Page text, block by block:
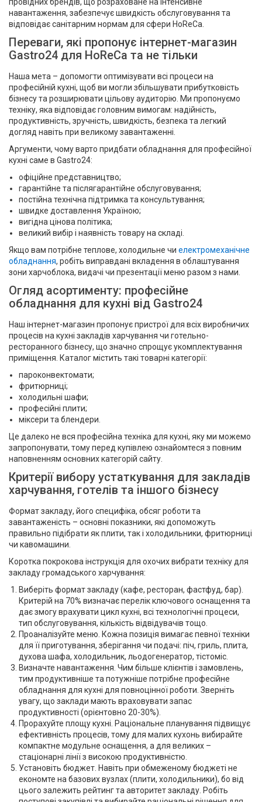
навантаження, забезпечує швидкість обслуговування та
відповідає санітарним нормам для сфери HoReCa.
Переваги, які пропонує інтернет-магазин
Gastro24 для HoReCa та не тільки
Наша мета – допомогти оптимізувати всі процеси на
професійній кухні, щоб ви могли збільшувати прибутковість
бізнесу та розширювати цільову аудиторію. Ми пропонуємо
техніку, яка відповідає головним вимогам: надійність,
продуктивність, зручність, швидкість, безпека та легкий
догляд навіть при великому завантаженні.
Аргументи, чому варто придбати обладнання для професійної
кухні саме в Gastro24:
офіційне представництво;
гарантійне та післягарантійне обслуговування;
постійна технічна підтримка та консультування;
швидке доставлення Україною;
вигідна цінова політика;
великий вибір і наявність товару на складі.
Якщо вам потрібне теплове, холодильне чи електромеханічне
обладнання, робіть виправдані вкладення в облаштування
зони харчоблока, видачі чи презентації меню разом з нами.
Огляд асортименту: професійне
обладнання для кухні від Gastro24
Наш інтернет-магазин пропонує пристрої для всіх виробничих
процесів на кухні закладів харчування чи готельно-
ресторанного бізнесу, що значно спрощує укомплектування
приміщення. Каталог містить такі товарні категорії:
пароконвектомати;
фритюрниці;
холодильні шафи;
професійні плити;
міксери та блендери.
Це далеко не вся професійна техніка для кухні, яку ми можемо
запропонувати, тому перед купівлею ознайомтеся з повним
наповненням основних категорій сайту.
Критерії вибору устаткування для закладів
харчування, готелів та іншого бізнесу
Формат закладу, його специфіка, обсяг роботи та
завантаженість – основні показники, які допоможуть
правильно підібрати як плити, так і холодильники, фритюрниці
чи кавомашини.
Коротка покрокова інструкція для охочих вибрати техніку для
закладу громадського харчування:
Виберіть формат закладу (кафе, ресторан, фастфуд, бар).
Критерій на 70% визначає перелік ключового оснащення та
дає змогу врахувати цикл кухні, всі технологічні процеси,
тип обслуговування, кількість відвідувачів тощо.
Проаналізуйте меню. Кожна позиція вимагає певної техніки
для її приготування, зберігання чи подачі: піч, гриль, плита,
духова шафа, холодильник, льодогенератор, тістоміс.
Визначте навантаження. Чим більше клієнтів і замовлень,
тим продуктивніше та потужніше потрібне професійне
обладнання для кухні для повноцінної роботи. Зверніть
увагу, що заклади мають враховувати запас
продуктивності (орієнтовно 20-30%).
Прорахуйте площу кухні. Раціональне планування підвищує
ефективність процесів, тому для малих кухонь вибирайте
компактне модульне оснащення, а для великих –
стаціонарні лінії з високою продуктивністю.
Установіть бюджет. Навіть при обмеженому бюджеті не
економте на базових вузлах (плити, холодильники), бо від
цього залежить рейтинг та авторитет закладу. Робіть